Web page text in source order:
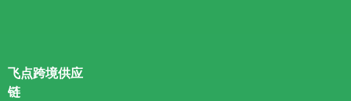
飞点跨境供应
链